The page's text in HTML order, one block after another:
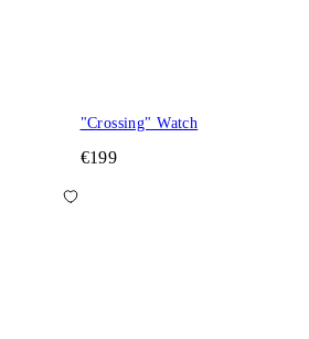
"Crossing" Watch
€199